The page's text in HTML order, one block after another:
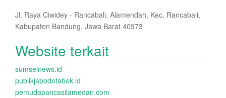
Jl. Raya Ciwidey - Rancabali, Alamendah, Kec. Rancabali,
Kabupaten Bandung, Jawa Barat 40973
Website terkait
sumselnews.id
publikjabodetabek.id
pemudapancasilamedan.com